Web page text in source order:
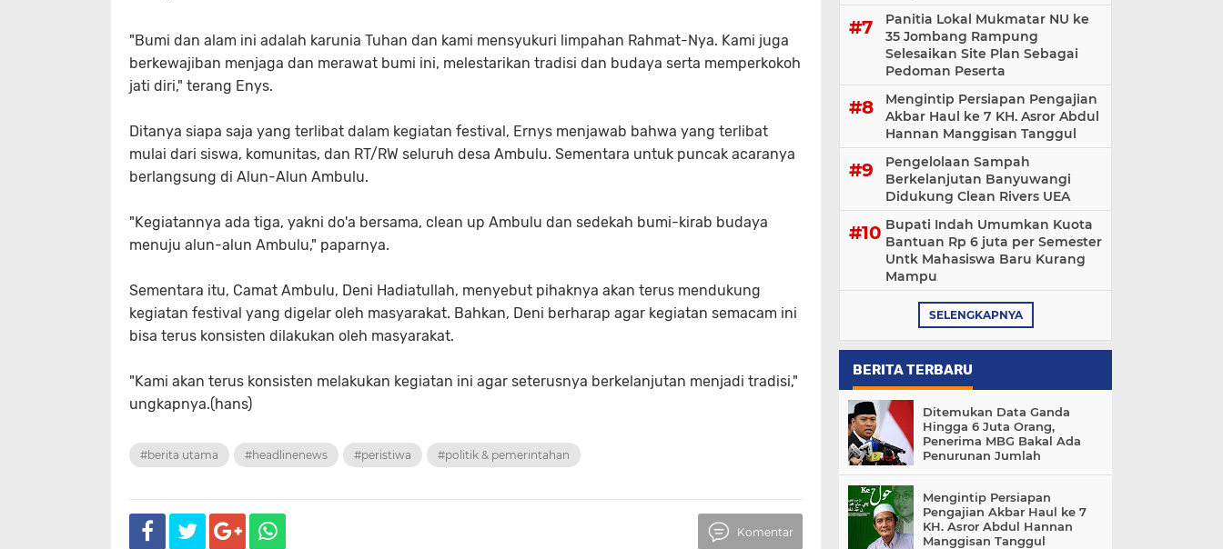
"Bumi dan alam ini adalah karunia Tuhan dan kami mensyukuri limpahan Rahmat-Nya. Kami juga
berkewajiban menjaga dan merawat bumi ini, melestarikan tradisi dan budaya serta memperkokoh
jati diri," terang Enys.
Ditanya siapa saja yang terlibat dalam kegiatan festival, Ernys menjawab bahwa yang terlibat
mulai dari siswa, komunitas, dan RT/RW seluruh desa Ambulu. Sementara untuk puncak acaranya
berlangsung di Alun-Alun Ambulu.
"Kegiatannya ada tiga, yakni do'a bersama, clean up Ambulu dan sedekah bumi-kirab budaya
menuju alun-alun Ambulu," paparnya.
Sementara itu, Camat Ambulu, Deni Hadiatullah, menyebut pihaknya akan terus mendukung
kegiatan festival yang digelar oleh masyarakat. Bahkan, Deni berharap agar kegiatan semacam ini
bisa terus konsisten dilakukan oleh masyarakat.
"Kami akan terus konsisten melakukan kegiatan ini agar seterusnya berkelanjutan menjadi tradisi,"
ungkapnya.(hans)
#berita utama #headlinenews #peristiwa #politik & pemerintahan
Komentar
Panitia Lokal Mukmatar NU ke
35 Jombang Rampung
Selesaikan Site Plan Sebagai
Pedoman Peserta
Mengintip Persiapan Pengajian
Akbar Haul ke 7 KH. Asror Abdul
Hannan Manggisan Tanggul
Pengelolaan Sampah
Berkelanjutan Banyuwangi
Didukung Clean Rivers UEA
Bupati Indah Umumkan Kuota
Bantuan Rp 6 juta per Semester
Untk Mahasiswa Baru Kurang
Mampu
SELENGKAPNYA
BERITA TERBARU
Ditemukan Data Ganda
Hingga 6 Juta Orang,
Penerima MBG Bakal Ada
Penurunan Jumlah
Mengintip Persiapan
Pengajian Akbar Haul ke 7
KH. Asror Abdul Hannan
Manggisan Tanggul